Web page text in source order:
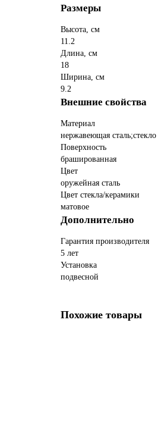
Размеры
Высота, см
11.2
Длина, см
18
Ширина, см
9.2
Внешние свойства
Материал
нержавеющая сталь;стекло
Поверхность
брашированная
Цвет
оружейная сталь
Цвет стекла/керамики
матовое
Дополнительно
Гарантия производителя
5 лет
Установка
подвесной
Похожие товары